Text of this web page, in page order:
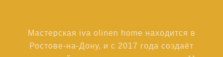
Мастерская iva olinen home находится в
Ростове-на-Дону, и с 2017 года создаёт